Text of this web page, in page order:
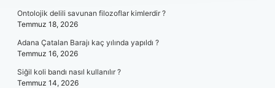
Ontolojik delili savunan filozoflar kimlerdir ?
Temmuz 18, 2026
Adana Çatalan Barajı kaç yılında yapıldı ?
Temmuz 16, 2026
Siğil koli bandı nasıl kullanılır ?
Temmuz 14, 2026